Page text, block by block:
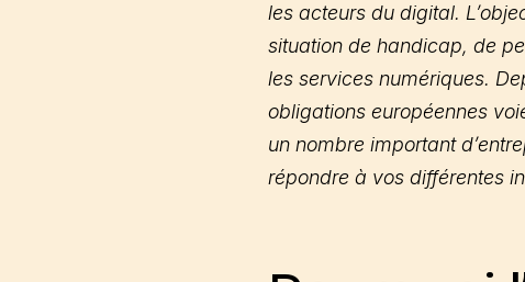
les acteurs du digital.
situation de handicap, de
les services numériques.
obligations européennes
un nombre important
répondre à vos différentes